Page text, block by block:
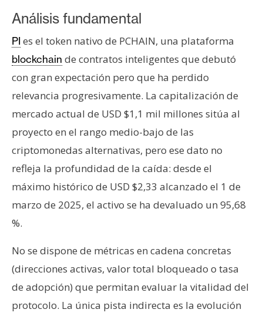
Análisis fundamental
PI es el token nativo de PCHAIN, una plataforma
blockchain de contratos inteligentes que debutó
con gran expectación pero que ha perdido
relevancia progresivamente. La capitalización de
mercado actual de USD $1,1 mil millones sitúa al
proyecto en el rango medio-bajo de las
criptomonedas alternativas, pero ese dato no
refleja la profundidad de la caída: desde el
máximo histórico de USD $2,33 alcanzado el 1 de
marzo de 2025, el activo se ha devaluado un 95,68
%.
No se dispone de métricas en cadena concretas
(direcciones activas, valor total bloqueado o tasa
de adopción) que permitan evaluar la vitalidad del
protocolo. La única pista indirecta es la evolución